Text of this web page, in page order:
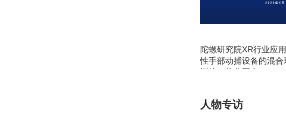
陀螺研究院XR行业应
性手部动捕设备的混
训练一体化平台
人物专访